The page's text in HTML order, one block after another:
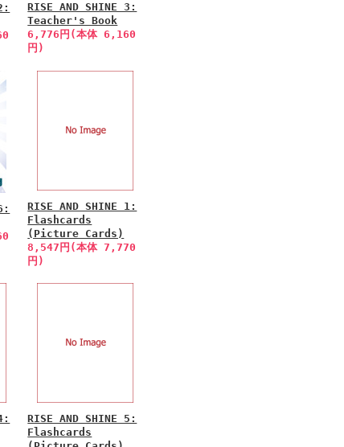
RISE AND SHINE 3:
Teacher's Book
6,776円(本体 6,160
円)
RISE AND SHINE 1:
Flashcards
(Picture Cards)
8,547円(本体 7,770
円)
RISE AND SHINE 5:
Flashcards